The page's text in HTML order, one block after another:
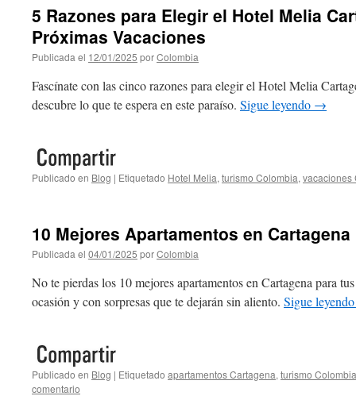
5 Razones para Elegir el Hotel Melia
Próximas Vacaciones
Publicada el 12/01/2025 porColombia
Fascínate con las cinco razones para elegir el Hotel Melia
descubre lo que te espera en este paraíso. Sigue leyendo →
Publicado en Blog | Etiquetado Hotel Melia, turismo Colombia, vacaciones
10 Mejores Apartamentos en
Publicada el 04/01/2025 porColombia
No te pierdas los 10 mejores apartamentos en Cartagena para
ocasión y con sorpresas que te dejarán sin aliento. Sigue
Publicado en Blog | Etiquetado apartamentos Cartagena, turismo Colombia
comentario